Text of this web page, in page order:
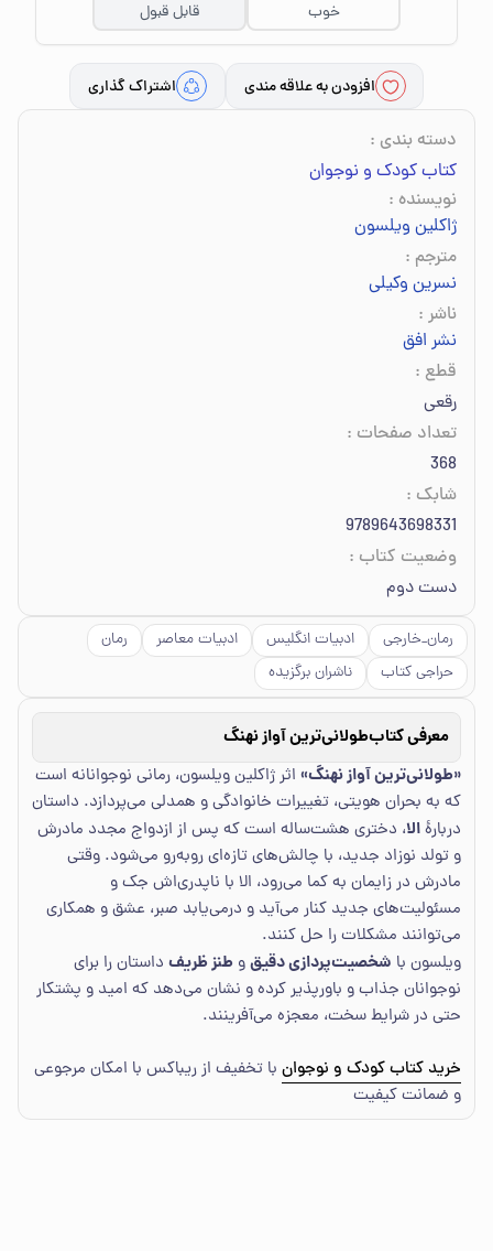
خوب
قابل قبول
افزودن به علاقه مندی اشتراک گذاری
دسته بندی :
کتاب کودک و نوجوان
نویسنده :
ژاکلین ویلسون
مترجم :
نسرین وکیلی
ناشر :
نشر افق
قطع :
رقعی
تعداد صفحات :
368
شابک :
9789643698331
وضعیت کتاب :
دست دوم
رمان_خارجی ادبیات انگلیس ادبیات معاصر
رمان
حراجی کتاب
ناشران برگزیده
معرفی کتابطولانی‌ترین آواز نهنگ
«طولانی‌ترین آواز نهنگ» اثر ژاکلین ویلسون، رمانی نوجوانانه است
که به بحران هویتی، تغییرات خانوادگی و همدلی می‌پردازد. داستان
دربارهٔالا، دختری هشت‌ساله است که پس از ازدواج مجدد مادرش
و تولد نوزاد جدید، با چالش‌های تازه‌ای روبه‌رو می‌شود. وقتی
مادرش در زایمان به کما می‌رود، الا با ناپدری‌اش جک و
مسئولیت‌های جدید کنار می‌آید و درمی‌یابد صبر، عشق و همکاری
می‌توانند مشکلات را حل کنند.
ویلسون با شخصیت‌پردازی دقیقو طنز ظریف داستان را برای
نوجوانان جذاب و باورپذیر کرده و نشان می‌دهد که امید و پشتکار
حتی در شرایط سخت، معجزه می‌آفرینند.
خرید کتاب کودک و نوجوان با تخفیف از ریباکس با امکان مرجوعی
و ضمانت کیفیت